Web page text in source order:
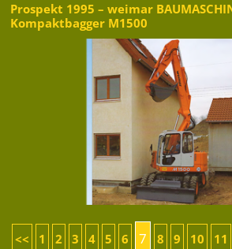
Prospekt 1995 – weimar
Kompaktbagger M1500
<< 1 2 3 4 5 6 7 8 9 10 11